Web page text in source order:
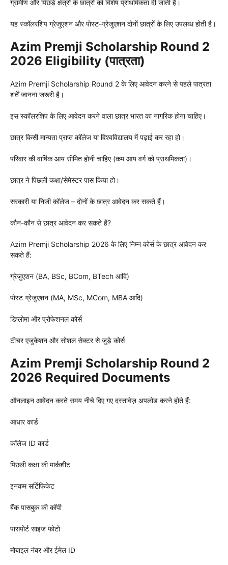
ग्रामीण और पिछड़े क्षेत्रों के छात्रों को विशेष प्राथमिकता दी जाती है।
यह स्कॉलरशिप ग्रेजुएशन और पोस्ट-ग्रेजुएशन दोनों छात्रों के लिए उपलब्ध होती है।
Azim Premji Scholarship Round 2
2026 Eligibility (पात्रता)
Azim Premji Scholarship Round 2 के लिए आवेदन करने से पहले पात्रता
शर्तें जानना जरूरी है।
इस स्कॉलरशिप के लिए आवेदन करने वाला छात्र भारत का नागरिक होना चाहिए।
छात्र किसी मान्यता प्राप्त कॉलेज या विश्वविद्यालय में पढ़ाई कर रहा हो।
परिवार की वार्षिक आय सीमित होनी चाहिए (कम आय वर्ग को प्राथमिकता)।
छात्र ने पिछली कक्षा/सेमेस्टर पास किया हो।
सरकारी या निजी कॉलेज – दोनों के छात्र आवेदन कर सकते हैं।
कौन-कौन से छात्र आवेदन कर सकते हैं?
Azim Premji Scholarship 2026 के लिए निम्न कोर्स के छात्र आवेदन कर
सकते हैं:
ग्रेजुएशन (BA, BSc, BCom, BTech आदि)
पोस्ट ग्रेजुएशन (MA, MSc, MCom, MBA आदि)
डिप्लोमा और प्रोफेशनल कोर्स
टीचर एजुकेशन और सोशल सेक्टर से जुड़े कोर्स
Azim Premji Scholarship Round 2
2026 Required Documents
ऑनलाइन आवेदन करते समय नीचे दिए गए दस्तावेज़ अपलोड करने होते हैं:
आधार कार्ड
कॉलेज ID कार्ड
पिछली कक्षा की मार्कशीट
इनकम सर्टिफिकेट
बैंक पासबुक की कॉपी
पासपोर्ट साइज फोटो
मोबाइल नंबर और ईमेल ID